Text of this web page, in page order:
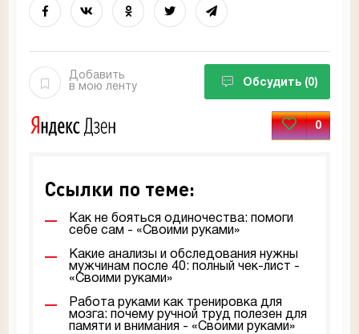
Добавить
в мою ленту
Обсудить (0)
0
Ссылки по теме:
Как не бояться одиночества: помоги
себе сам - «Своими руками»
Какие анализы и обследования нужны
мужчинам после 40: полный чек-лист -
«Своими руками»
Работа руками как тренировка для
мозга: почему ручной труд полезен для
памяти и внимания - «Своими руками»